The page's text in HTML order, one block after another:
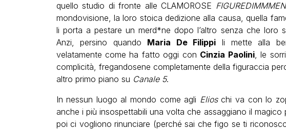
quello studio di fronte alle CLAMOROSE
mondovisione, la loro stoica dedizione alla causa, quella
li porta a pestare un merd*ne dopo l’altro senza che loro
Anzi, persino quando Maria De Filippi li mette alla
velatamente come ha fatto oggi con Cinzia Paolini, le
complicità, fregandosene completamente della figuraccia
altro primo piano su Canale 5.
In nessun luogo al mondo come agli Elioschi va con lo
anche i più insospettabili una volta che assaggiano il
poi ci vogliono rinunciare (perché sai che figo se ti